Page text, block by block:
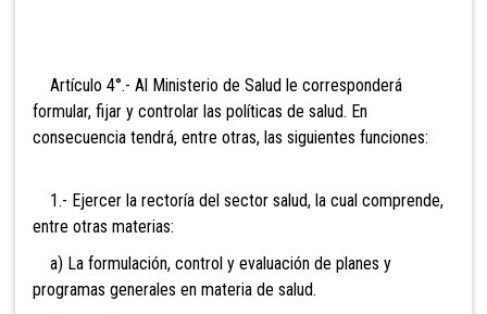
Artículo 4°.- Al Ministerio de Salud le corresponderá
formular, fijar y controlar las políticas de salud. En
consecuencia tendrá, entre otras, las siguientes funciones:
1.- Ejercer la rectoría del sector salud, la cual comprende,
entre otras materias:
a) La formulación, control y evaluación de planes y
programas generales en materia de salud.